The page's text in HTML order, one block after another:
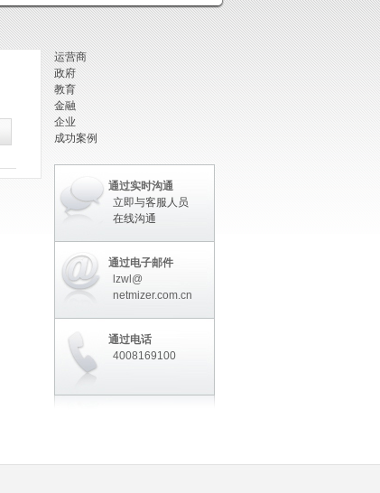
运营商
政府
教育
金融
企业
成功案例
通过实时沟通
立即与客服人员
在线沟通
通过电子邮件
lzwl@
netmizer.com.cn
通过电话
4008169100